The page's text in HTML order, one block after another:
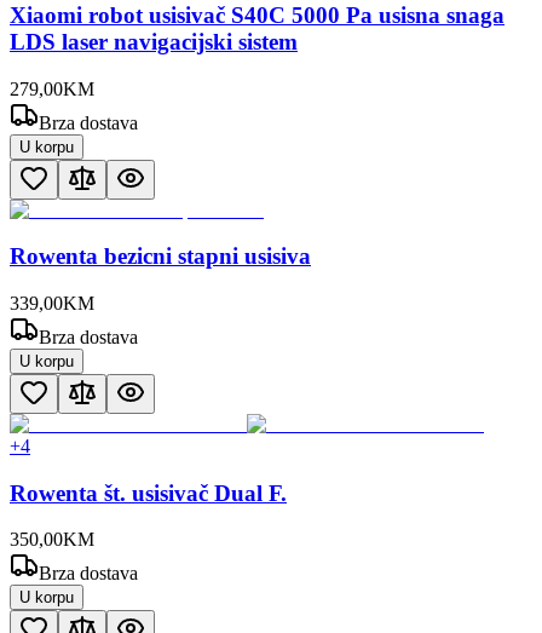
Xiaomi robot usisivač S40C 5000 Pa usisna snaga
LDS laser navigacijski sistem
279,00KM
Brza dostava
U korpu
Rowenta bezicni stapni usisiva
339,00KM
Brza dostava
U korpu
+4
Rowenta št. usisivač Dual F.
350,00KM
Brza dostava
U korpu